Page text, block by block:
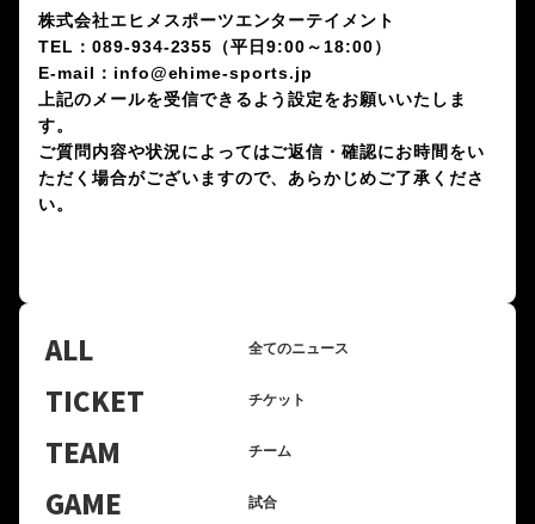
株式会社エヒメスポーツエンターテイメント
TEL：089-934-2355（平日9:00～18:00）
E-mail：info@ehime-sports.jp
上記のメールを受信できるよう設定をお願いいたしま
す。
ご質問内容や状況によってはご返信・確認にお時間をい
ただく場合がございますので、あらかじめご了承くださ
い。
ALL 全てのニュース
TICKET チケット
TEAM チーム
GAME 試合